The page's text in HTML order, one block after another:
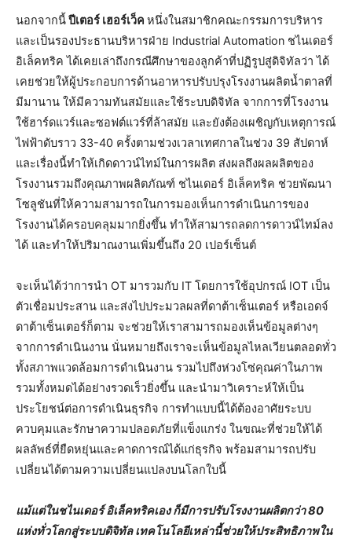
นอกจากนี้ปีเตอร์ เฮอร์เว็ค หนึ่งในสมาชิกคณะกรรมการบริหาร
และเป็นรองประธานบริหารฝ่าย Industrial Automation ชไนเดอร์
อิเล็คทริค ได้เคยเล่าถึงกรณีศึกษาของลูกค้าที่ปฏิรูปสู่ดิจิทัลว่า ได้
เคยช่วยให้ผู้ประกอบการด้านอาหารปรับปรุงโรงงานผลิตน้ำตาลที่
มีมานาน ให้มีความทันสมัยและใช้ระบบดิจิทัล จากการที่โรงงาน
ใช้ฮาร์ดแวร์และซอฟต์แวร์ที่ล้าสมัย และยังต้องเผชิญกับเหตุการณ์
ไฟฟ้าดับราว 33-40 ครั้งตามช่วงเวลาเทศกาลในช่วง 39 สัปดาห์
และเรื่องนี้ทำให้เกิดดาวน์ไทม์ในการผลิต ส่งผลถึงผลผลิตของ
โรงงานรวมถึงคุณภาพผลิตภัณฑ์ ชไนเดอร์ อิเล็คทริค ช่วยพัฒนา
โซลูชันที่ให้ความสามารถในการมองเห็นการดำเนินการของ
โรงงานได้ครอบคลุมมากยิ่งขึ้น ทำให้สามารถลดการดาวน์ไทม์ลง
ได้ และทำให้ปริมาณงานเพิ่มขึ้นถึง 20 เปอร์เซ็นต์
จะเห็นได้ว่าการนำ OT มารวมกับ IT โดยการใช้อุปกรณ์ IOT เป็น
ตัวเชื่อมประสาน และส่งไปประมวลผลที่ดาต้าเซ็นเตอร์ หรือเอดจ์
ดาต้าเซ็นเตอร์ก็ตาม จะช่วยให้เราสามารถมองเห็นข้อมูลต่างๆ
จากการดำเนินงาน นั่นหมายถึงเราจะเห็นข้อมูลไหลเวียนตลอดทั่ว
ทั้งสภาพแวดล้อมการดำเนินงาน รวมไปถึงห่วงโซ่คุณค่าในภาพ
รวมทั้งหมดได้อย่างรวดเร็วยิ่งขึ้น และนำมาวิเคราะห์ให้เป็น
ประโยชน์ต่อการดำเนินธุรกิจ การทำแบบนี้ได้ต้องอาศัยระบบ
ควบคุมและรักษาความปลอดภัยที่แข็งแกร่ง ในขณะที่ช่วยให้ได้
ผลลัพธ์ที่ยืดหยุ่นและคาดการณ์ได้แก่ธุรกิจ พร้อมสามารถปรับ
เปลี่ยนได้ตามความเปลี่ยนแปลงบนโลกใบนี้
แม้แต่ในชไนเดอร์ อิเล็คทริคเอง ก็มีการปรับโรงงานผลิตกว่า80
แห่งทั่วโลกสู่ระบบดิจิทัล เทคโนโลยีเหล่านี้ช่วยให้ประสิทธิภาพใน